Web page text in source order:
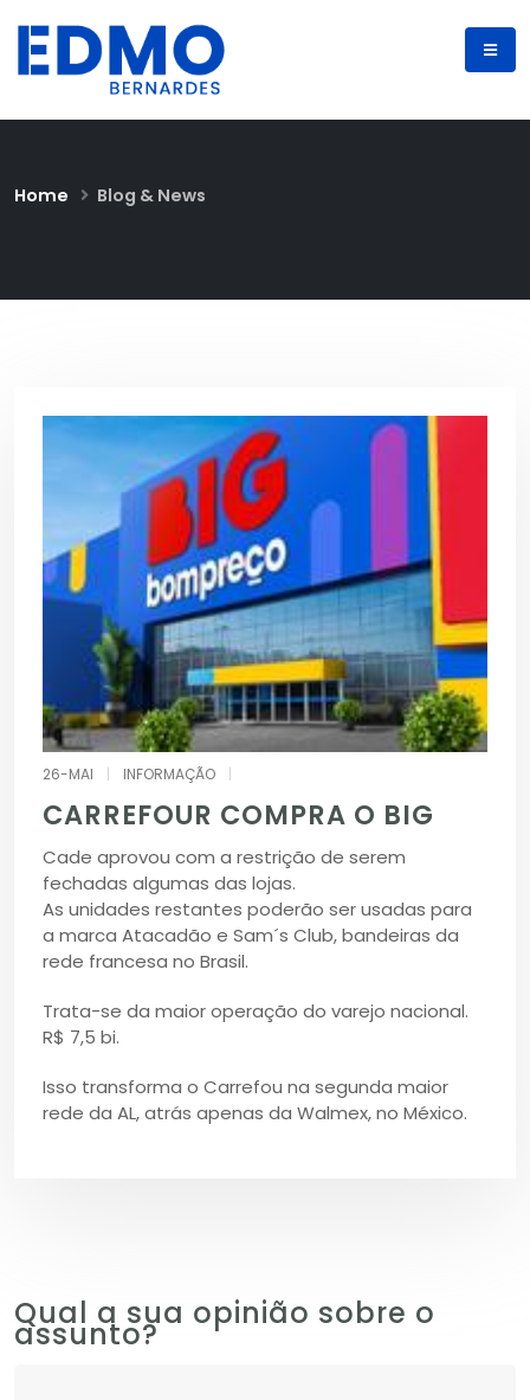
Home Blog & News
26-MAI INFORMAÇÃO
CARREFOUR COMPRA O BIG
Cade aprovou com a restrição de serem
fechadas algumas das lojas.
As unidades restantes poderão ser usadas para
a marca Atacadão e Sam´s Club, bandeiras da
rede francesa no Brasil.
Trata-se da maior operação do varejo nacional.
R$ 7,5 bi.
Isso transforma o Carrefou na segunda maior
rede da AL, atrás apenas da Walmex, no México.
Qual a sua opinião sobre o
assunto?